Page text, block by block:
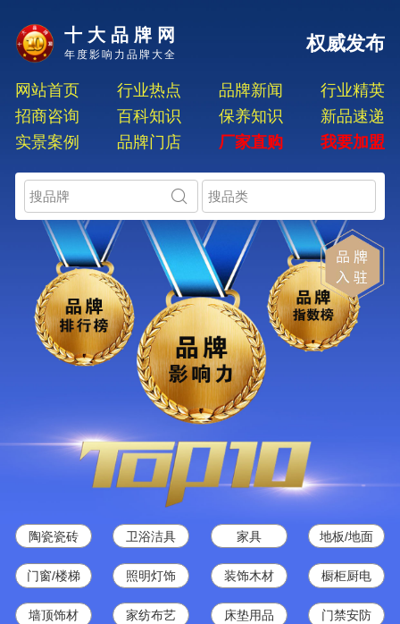
十大品牌网
年度影响力品牌大全
权威发布
网站首页 行业热点 品牌新闻
行业精英
招商咨询
百科知识 保养知识
新品速递
实景案例
品牌门店 厂家直购 我要加盟
陶瓷瓷砖 卫浴洁具 家具 地板/地面
门窗/楼梯 照明灯饰 装饰木材 橱柜厨电
墙顶饰材 家纺布艺 床垫用品 门禁安防